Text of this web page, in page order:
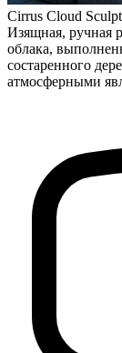
Cirrus Cloud
Изящная, ручная
облака,
состаренного
атмосферными